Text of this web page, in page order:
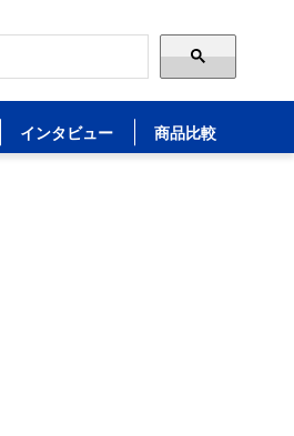
インタビュー 商品比較